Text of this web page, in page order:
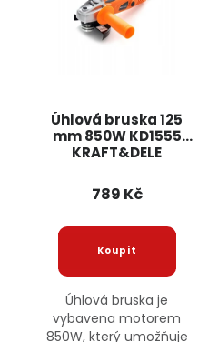
Úhlová bruska 125
mm 850W KD1555
KRAFT&DELE
789 Kč
Úhlová bruska je
vybavena motorem
850W, který umožňuje